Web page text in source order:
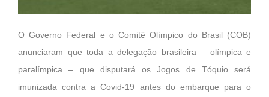
O Governo Federal e o Comitê Olímpico do Brasil (COB)
anunciaram que toda a delegação brasileira – olímpica e
paralímpica – que disputará os Jogos de Tóquio será
imunizada contra a Covid-19 antes do embarque para o